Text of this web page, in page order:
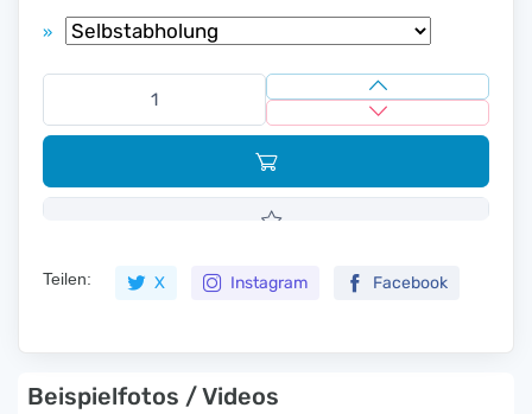
»
Teilen: X Instagram Facebook
Beispielfotos / Videos